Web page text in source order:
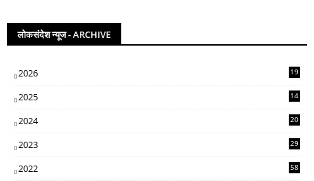
लोकसंदेश न्यूज - ARCHIVE
2026 19
2025
14
2024
20
2023
29
2022
58